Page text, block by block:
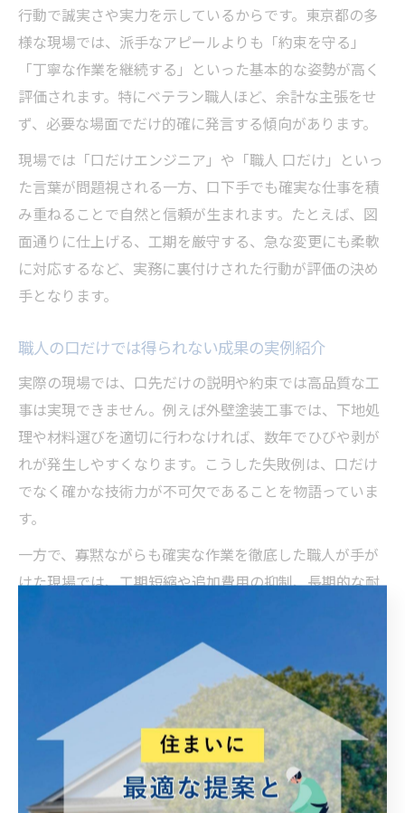
行動で誠実さや実力を示しているからです。東京都の多
様な現場では、派手なアピールよりも「約束を守る」
「丁寧な作業を継続する」といった基本的な姿勢が高く
評価されます。特にベテラン職人ほど、余計な主張をせ
ず、必要な場面でだけ的確に発言する傾向があります。
現場では「口だけエンジニア」や「職人 口だけ」といっ
た言葉が問題視される一方、口下手でも確実な仕事を積
み重ねることで自然と信頼が生まれます。たとえば、図
面通りに仕上げる、工期を厳守する、急な変更にも柔軟
に対応するなど、実務に裏付けされた行動が評価の決め
手となります。
職人の口だけでは得られない成果の実例紹介
実際の現場では、口先だけの説明や約束では高品質な工
事は実現できません。例えば外壁塗装工事では、下地処
理や材料選びを適切に行わなければ、数年でひびや剥が
れが発生しやすくなります。こうした失敗例は、口だけ
でなく確かな技術力が不可欠であることを物語っていま
す。
一方で、寡黙ながらも確実な作業を徹底した職人が手が
けた現場では、工期短縮や追加費用の抑制、長期的な耐
「余計な営業トークがなく、誠実に対応してくれた」と
いった声が寄せられることも多く、現場で本当に評価さ
れるのはやはり実務力であることがわかります。